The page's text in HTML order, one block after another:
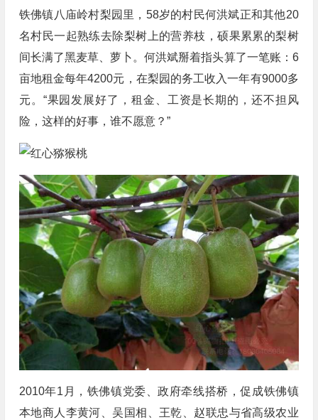
铁佛镇八庙岭村梨园里，58岁的村民何洪斌正和其他20
名村民一起熟练去除梨树上的营养枝，硕果累累的梨树
间长满了黑麦草、萝卜。何洪斌掰着指头算了一笔账：6
亩地租金每年4200元，在梨园的务工收入一年有9000多
元。“果园发展好了，租金、工资是长期的，还不担风
险，这样的好事，谁不愿意？”
2010年1月，铁佛镇党委、政府牵线搭桥，促成铁佛镇
本地商人李黄河、吴国相、王乾、赵联忠与省高级农业